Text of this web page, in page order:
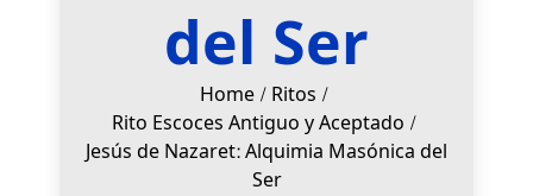
del Ser
Home Ritos
Rito Escoces Antiguo y Aceptado
Jesús de Nazaret: Alquimia Masónica del
Ser